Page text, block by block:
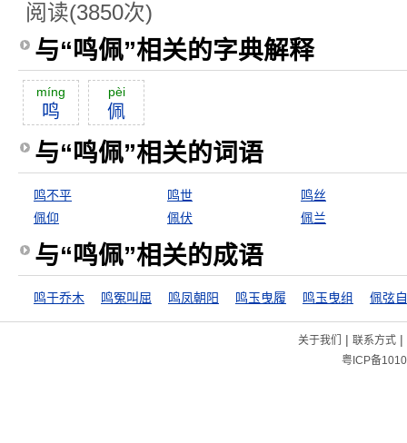
阅读(3850次)
与“鸣佩”相关的字典解释
míng
鸣
pèi
佩
与“鸣佩”相关的词语
鸣不平 鸣世
鸣丝
佩仰
佩伏 佩兰
与“鸣佩”相关的成语
鸣于乔木 鸣冤叫屈 鸣凤朝阳 鸣玉曳履 鸣玉曳组 佩弦
关于我们 | 联系方式|
粤ICP备